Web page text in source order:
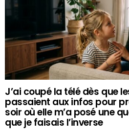
J’ai coupé la télé dès que
passaient aux infos pour
soir où elle m’a posé une
que je faisais l’inverse